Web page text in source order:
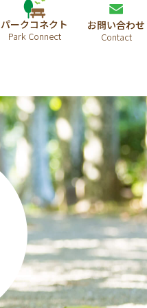
パークコネクト お問い合わせ